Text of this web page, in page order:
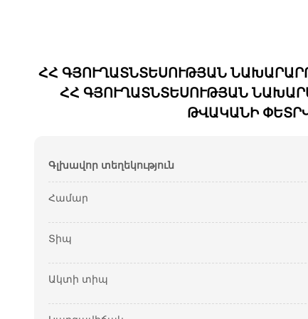
ՀՀ ԳՅՈՒՂԱՏՆՏԵՍՈՒԹՅԱՆ
ՀՀ ԳՅՈՒՂԱՏՆՏԵՍՈՒԹՅԱՆ
ԹՎԱԿԱՆԻ
Գլխավոր տեղեկություն
Համար
Տիպ
Ակտի տիպ